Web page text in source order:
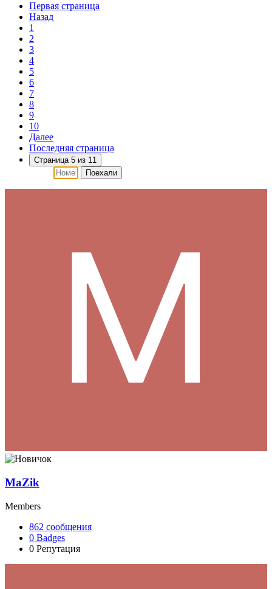
Первая страница
Назад
1
2
3
4
5
6
7
8
9
10
Далее
Последняя страница
Страница 5 из 11
Поехали
MaZik
Members
862 сообщения
0 Badges
0 Репутация